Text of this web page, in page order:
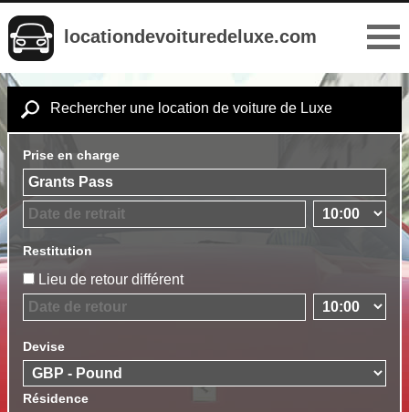
locationdevoituredeluxe.com
Rechercher une location de voiture de Luxe
Prise en charge
Restitution
Lieu de retour différent
Devise
Résidence